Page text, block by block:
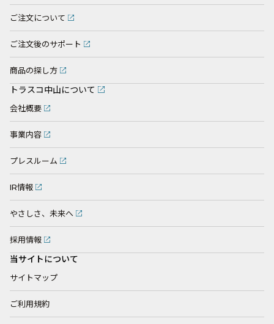
ご注文について
ご注文後のサポート
商品の探し方
トラスコ中山について
会社概要
事業内容
プレスルーム
IR情報
やさしさ、未来へ
採用情報
当サイトについて
サイトマップ
ご利用規約